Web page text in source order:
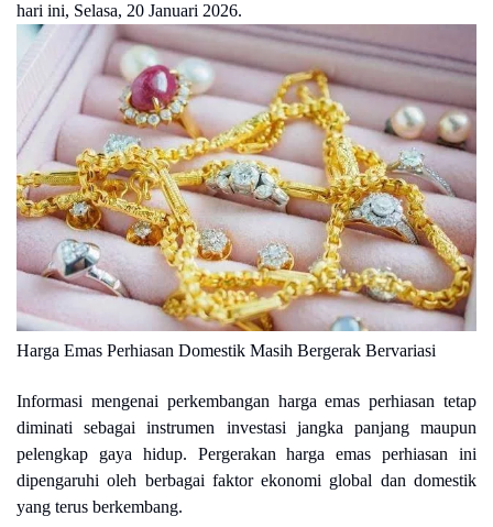
hari ini, Selasa, 20 Januari 2026.
Harga Emas Perhiasan Domestik Masih Bergerak Bervariasi
Informasi mengenai perkembangan harga emas perhiasan tetap
diminati sebagai instrumen investasi jangka panjang maupun
pelengkap gaya hidup. Pergerakan harga emas perhiasan ini
dipengaruhi oleh berbagai faktor ekonomi global dan domestik
yang terus berkembang.